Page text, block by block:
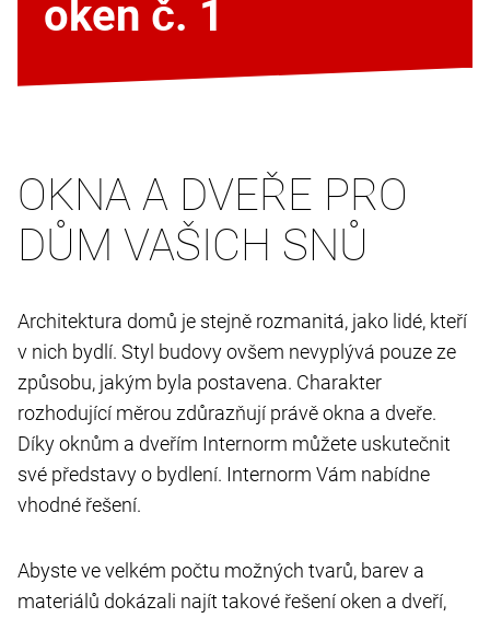
oken č. 1
OKNA A DVEŘE PRO
DŮM VAŠICH SNŮ
Architektura domů je stejně rozmanitá, jako lidé, kteří
v nich bydlí. Styl budovy ovšem nevyplývá pouze ze
způsobu, jakým byla postavena. Charakter
rozhodující měrou zdůrazňují právě okna a dveře.
Díky oknům a dveřím Internorm můžete uskutečnit
své představy o bydlení. Internorm Vám nabídne
vhodné řešení.
Abyste ve velkém počtu možných tvarů, barev a
materiálů dokázali najít takové řešení oken a dveří,